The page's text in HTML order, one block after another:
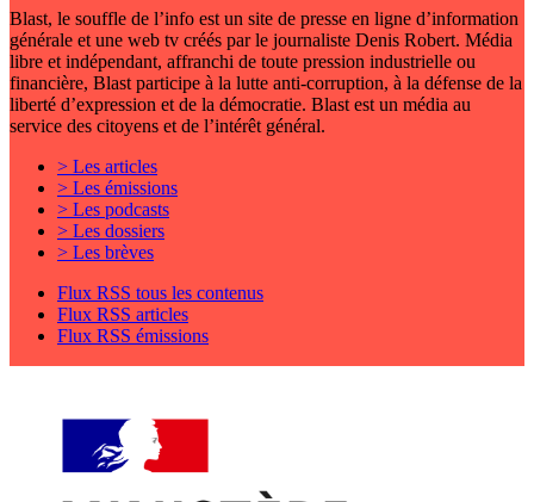
Blast, le souffle de l’info est un site de presse en ligne d’information
générale et une web tv créés par le journaliste Denis Robert. Média
libre et indépendant, affranchi de toute pression industrielle ou
financière, Blast participe à la lutte anti-corruption, à la défense de la
liberté d’expression et de la démocratie. Blast est un média au
service des citoyens et de l’intérêt général.
> Les articles
> Les émissions
> Les podcasts
> Les dossiers
> Les brèves
Flux RSS tous les contenus
Flux RSS articles
Flux RSS émissions